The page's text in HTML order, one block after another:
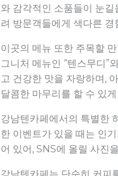
와 감각적인 소품들이 눈
려 방문객들에게 색다른
이곳의 메뉴 또한 주목할
그니처 메뉴인 “텐스무디”
고 건강한 맛을 자랑하며,
달콤한 마무리를 할 수 있
강남텐카페에서의 특별한
한 이벤트가 있을 때는 인
어 있어, SNS에 올릴 사진